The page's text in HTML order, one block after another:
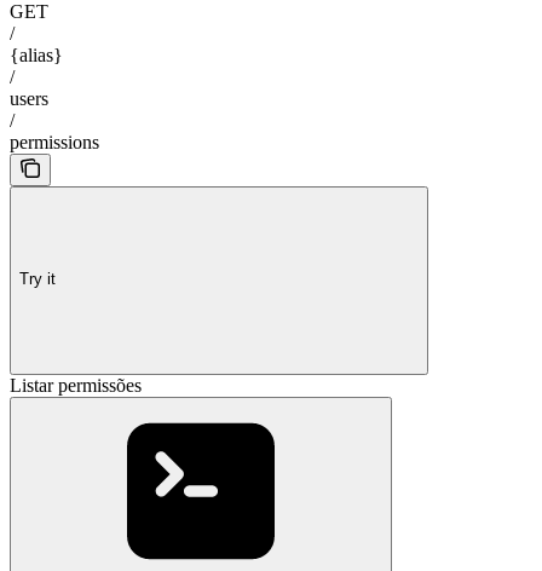
GET
/
{alias}
/
users
/
permissions
Try it
Listar permissões